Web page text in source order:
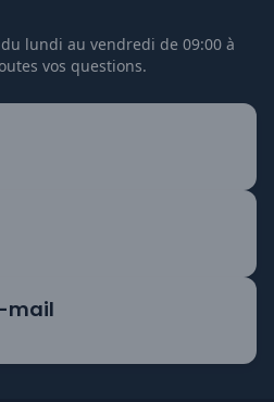
lundi au vendredi de 09:00 à
vos questions.
mail